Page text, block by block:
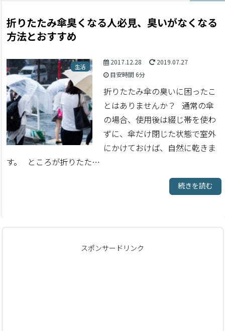
折りたたみ傘臭くなる人必見、臭いがなくなる
方法とおすすめ
生活
2017.12.28
2019.07.27
目安時間6分
折りたたみ傘の臭いに困ったこ
とはありませんか？ 通常の傘
の場合、使用後は綴じ帯を使わ
ずに、傘だけ閉じた状態で室外
にかけておけば、自然に乾きま
す。 ところが折りたた…
続きを読む
スポンサードリンク